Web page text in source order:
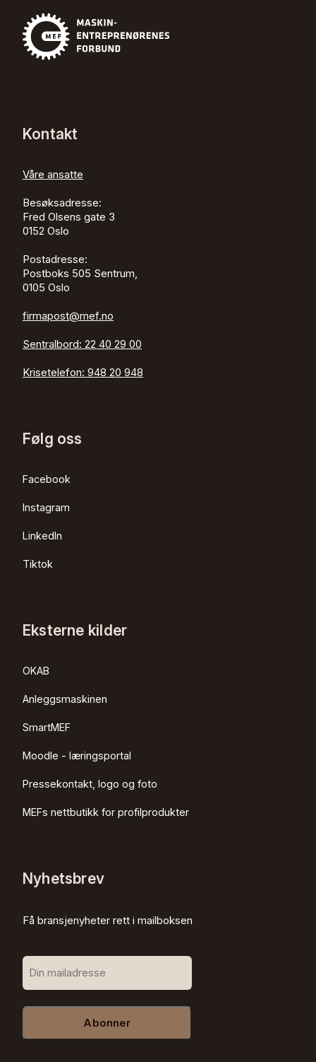
Kontakt
Våre ansatte
Besøksadresse:
Fred Olsens gate 3
0152 Oslo
Postadresse:
Postboks 505 Sentrum,
0105 Oslo
firmapost@mef.no
Sentralbord: 22 40 29 00
Krisetelefon: 948 20 948
Følg oss
Facebook
Instagram
LinkedIn
Tiktok
Eksterne kilder
OKAB
Anleggsmaskinen
SmartMEF
Moodle - læringsportal
Pressekontakt, logo og foto
MEFs nettbutikk for profilprodukter
Nyhetsbrev
Få bransjenyheter rett i mailboksen
Abonner